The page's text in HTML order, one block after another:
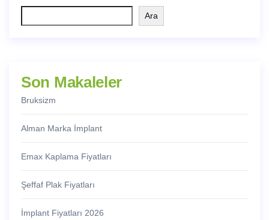
Ara
Son Makaleler
Bruksizm
Alman Marka İmplant
Emax Kaplama Fiyatları
Şeffaf Plak Fiyatları
İmplant Fiyatları 2026